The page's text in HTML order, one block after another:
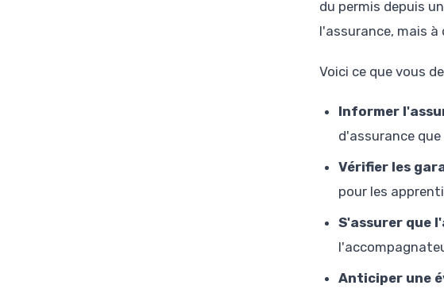
du permis depuis
l'assurance, mais
Voici ce que vous
Informer
d'assurance
Vérifier les
pour les
S'assurer que
Anticiper une